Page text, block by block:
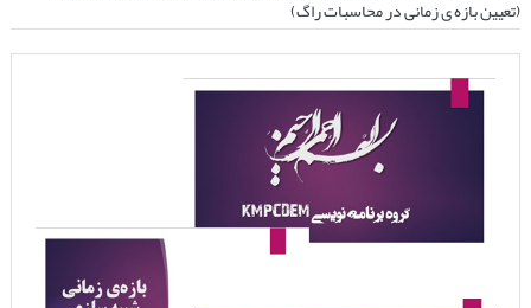
(تعیین بازه ی زمانی در محاسبات راگ)